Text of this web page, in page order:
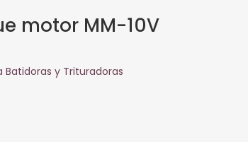
motor MM-10V
Batidoras y Trituradoras